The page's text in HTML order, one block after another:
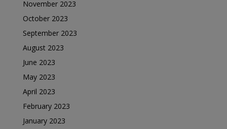
November 2023
October 2023
September 2023
August 2023
June 2023
May 2023
April 2023
February 2023
January 2023